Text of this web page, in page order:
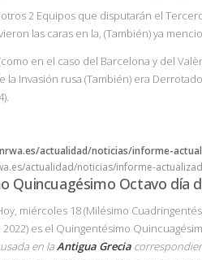
2 Equipos que disputarán el
las caras en la, (También) ya
en el caso del Barcelona y del
la Invasión rusa (También) era
actualidad/noticias/informe-
Quincuagésimo Octavo día
miércoles 18 (Milésimo
es el Quingentésimo
en laAntigua Grecia